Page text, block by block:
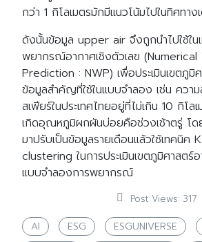
กว่า 1 กิโลเมตรมักมีแนวโน้มไปในทิศทาง
ดังนั้นข้อมูล upper air จึงถูกนำไปใช้ใน
พยากรณ์อากาศเชิงตัวเลข
Prediction : NWP) เพื่อประเมินเขตภูมิ
ข้อมูลสำคัญที่ใช้ในแบบจำลอง เช่น ควา
สเฟียร์ในประเทศไทยอยู่ที่ไม่เกิน 10 กิโล
เกิดอุณหภูมิผกผันบ่อยคือช่วงเช้าตรู่ โด
มาปรับเป็นข้อมูลรายเดือนแล้วใช้เทคนิค
clustering ในการประเมินเขตภูมิศาสต
แบบจำลองการพยากรณ์
Post Views: 317
AI ESG ESGUNIVERSE